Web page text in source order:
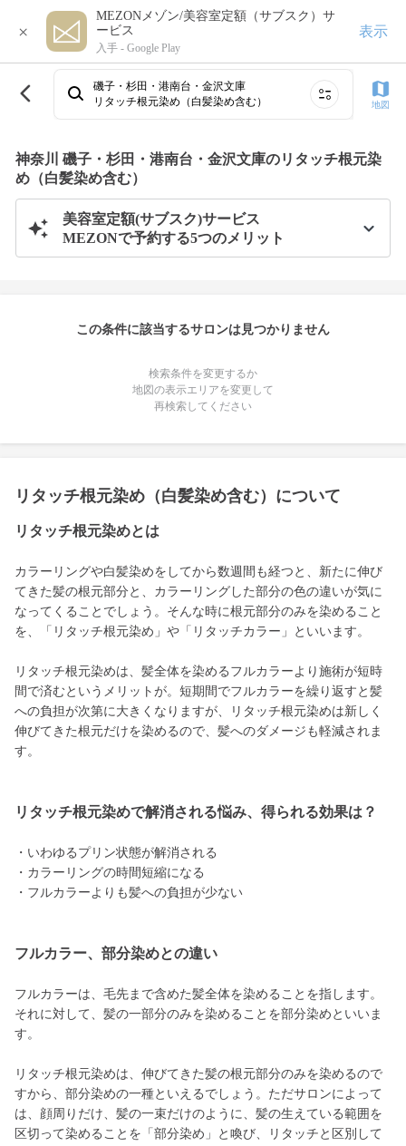
×
MEZONメゾン/美容室定額（サブスク）サ
ービス
入手 - Google Play
表示
磯子・杉田・港南台・金沢文庫
リタッチ根元染め（白髪染め含む）
地図
神奈川 磯子・杉田・港南台・金沢文庫のリタッチ根元染
め（白髪染め含む）
美容室定額(サブスク)サービス
MEZONで予約する5つのメリット
この条件に該当するサロンは見つかりません
検索条件を変更するか
地図の表示エリアを変更して
再検索してください
リタッチ根元染め（白髪染め含む）について
リタッチ根元染めとは
カラーリングや白髪染めをしてから数週間も経つと、新たに伸び
てきた髪の根元部分と、カラーリングした部分の色の違いが気に
なってくることでしょう。そんな時に根元部分のみを染めること
を、「リタッチ根元染め」や「リタッチカラー」といいます。
リタッチ根元染めは、髪全体を染めるフルカラーより施術が短時
間で済むというメリットが。短期間でフルカラーを繰り返すと髪
への負担が次第に大きくなりますが、リタッチ根元染めは新しく
伸びてきた根元だけを染めるので、髪へのダメージも軽減されま
す。
リタッチ根元染めで解消される悩み、得られる効果は？
・いわゆるプリン状態が解消される
・カラーリングの時間短縮になる
・フルカラーよりも髪への負担が少ない
フルカラー、部分染めとの違い
フルカラーは、毛先まで含めた髪全体を染めることを指します。
それに対して、髪の一部分のみを染めることを部分染めといいま
す。
リタッチ根元染めは、伸びてきた髪の根元部分のみを染めるので
すから、部分染めの一種といえるでしょう。ただサロンによって
は、顔周りだけ、髪の一束だけのように、髪の生えている範囲を
区切って染めることを「部分染め」と喚び、リタッチと区別して